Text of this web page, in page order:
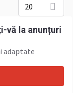
20
vă la anunțuri
adaptate